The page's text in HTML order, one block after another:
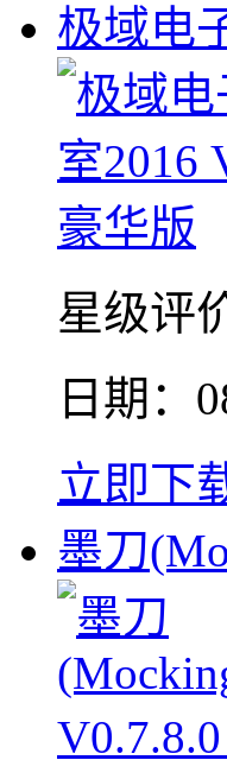
极域电
星级评
日期：
立即下
墨刀